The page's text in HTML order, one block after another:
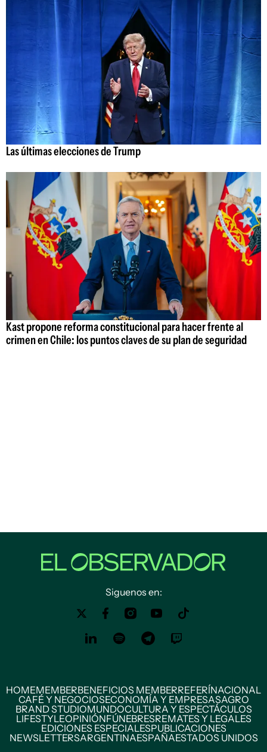
Las últimas elecciones de Trump
Kast propone reforma constitucional para hacer frente al
crimen en Chile: los puntos claves de su plan de seguridad
Siguenos en:
HOMEMEMBERBENEFICIOS MEMBERREFERÍNACIONAL
CAFÉ Y NEGOCIOSECONOMÍA Y EMPRESASAGRO
BRAND STUDIOMUNDOCULTURA Y ESPECTÁCULOS
LIFESTYLEOPINIÓNFÚNEBRESREMATES Y LEGALES
EDICIONES ESPECIALESPUBLICACIONES
NEWSLETTERSARGENTINAESPAÑAESTADOS UNIDOS